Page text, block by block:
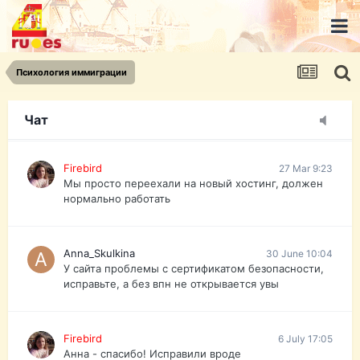
Психология иммиграции
Чат
urist.dokument@gmail.com
https://pasport-ua.com/
Телеграмм @uristpassua
Firebird
Друзья - из России без VPN сайт и форум
Firebird 27 Mar 9:23
Мы просто переехали на новый хостинг, должен
нормально работать
Anna_Skulkina 30 June 10:04
У сайта проблемы с сертификатом безопасности,
исправьте, а без впн не открывается увы
Firebird 6 July 17:05
Анна - спасибо! Исправили вроде